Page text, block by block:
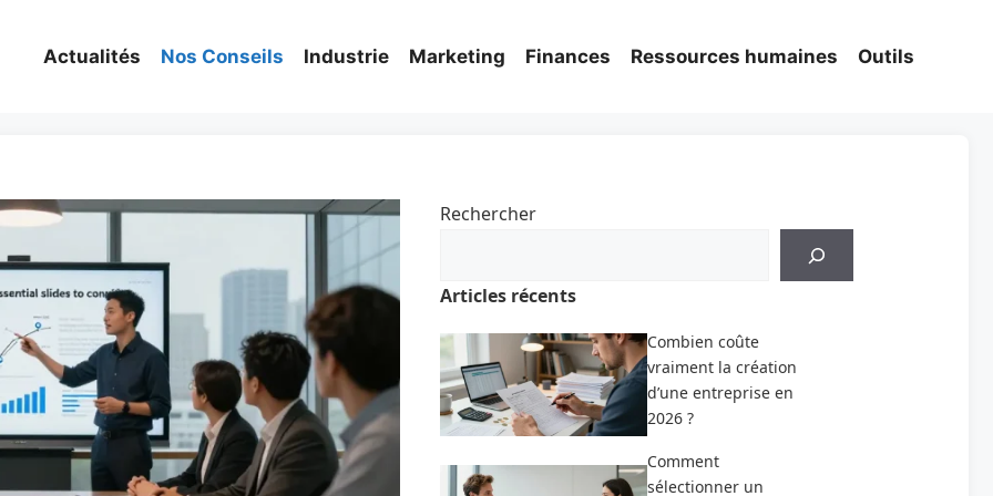
Actualités Nos Conseils Industrie Marketing Finances Ressources humaines Outils
Rechercher
Articles récents
Combien coûte
vraiment la création
d’une entreprise en
2026 ?
Comment
sélectionner un